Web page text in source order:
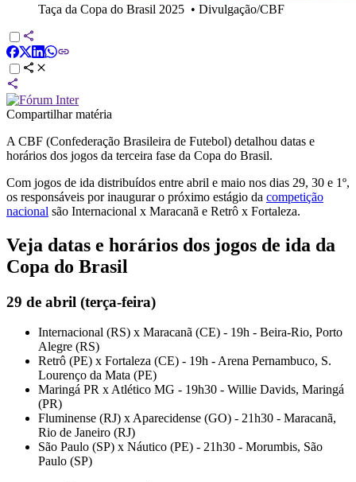
Taça da Copa do Brasil 2025 • Divulgação/CBF
Compartilhar matéria
A CBF (Confederação Brasileira de Futebol) detalhou datas e
horários dos jogos da terceira fase da Copa do Brasil.
Com jogos de ida distribuídos entre abril e maio nos dias 29, 30 e 1º,
os responsáveis por inaugurar o próximo estágio da competição
nacional são Internacional x Maracanã e Retrô x Fortaleza.
Veja datas e horários dos jogos de ida da
Copa do Brasil
29 de abril (terça-feira)
Internacional (RS) x Maracanã (CE) - 19h - Beira-Rio, Porto
Alegre (RS)
Retrô (PE) x Fortaleza (CE) - 19h - Arena Pernambuco, S.
Lourenço da Mata (PE)
Maringá PR x Atlético MG - 19h30 - Willie Davids, Maringá
(PR)
Fluminense (RJ) x Aparecidense (GO) - 21h30 - Maracanã,
Rio de Janeiro (RJ)
São Paulo (SP) x Náutico (PE) - 21h30 - Morumbis, São
Paulo (SP)